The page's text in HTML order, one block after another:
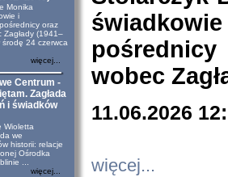
Monika
i
oraz
Zagłady (1941–
24 czerwca
więcej...
Centrum -
Zagłada
i świadków
we
historii: relacje
Ośrodka
...
więcej...
wobec
11.06.2026
więcej...